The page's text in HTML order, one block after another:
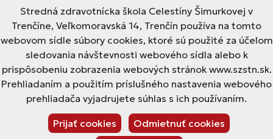
Stredná zdravotnícka škola Celestíny Šimurkovej v
Trenčíne, Veľkomoravská 14, Trenčín používa na tomto
webovom sídle súbory cookies, ktoré sú použité za účelom
sledovania návštevnosti webového sídla alebo k
prispôsobeniu zobrazenia webových stránok www.szstn.sk.
Prehliadaním a použitím príslušného nastavenia webového
prehliadača vyjadrujete súhlas s ich používaním.
Prijať cookies
Odmietnuť cookies